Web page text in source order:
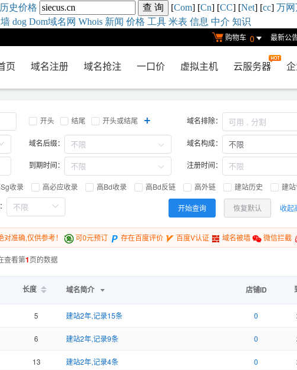
历史价格 [Com] [Cn] [CC] [Net] [cc] 万网
墙 dog Dom域名网 Whois 新闻 价格 工具 米表 信息 中介 知识